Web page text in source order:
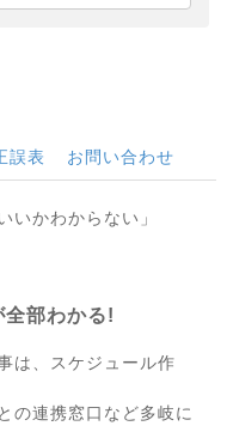
誤表 お問い合わせ
いかわからない」
全部わかる!
は、スケジュール作
の連携窓口など多岐に